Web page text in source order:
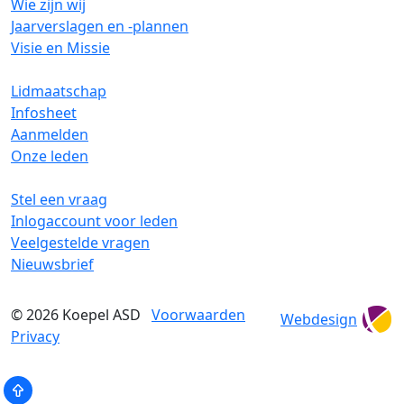
Wie zijn wij
Jaarverslagen en -plannen
Visie en Missie
Lidmaatschap
Infosheet
Aanmelden
Onze leden
Stel een vraag
Inlogaccount voor leden
Veelgestelde vragen
Nieuwsbrief
© 2026 Koepel ASD Voorwaarden
Privacy
Webdesign